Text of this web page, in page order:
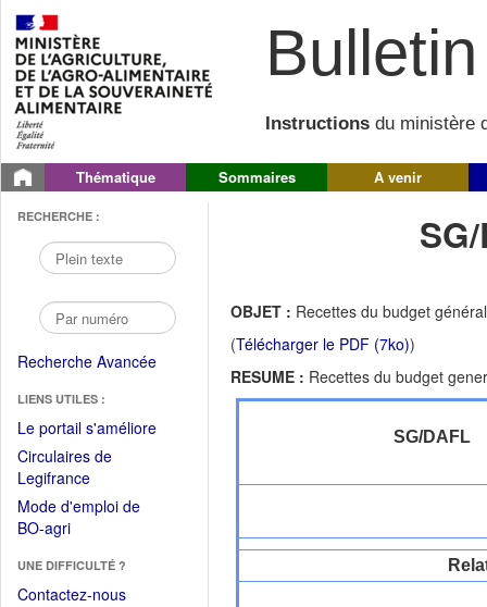
Instructions du ministère
Thématique Sommaires A venir
RECHERCHE :
Recherche Avancée
LIENS UTILES :
Le portail s'améliore(Fichier
Circulaires de
Legifrance(Ouvrir
dans
une
fenêtre)
Mode d'emploi de
BO-agri(Ouvrir
une
nouvelle
UNE DIFFICULTÉ ?
Contactez-nous
OBJET : Recettes du budget
(Télécharger le PDF (7ko))
RESUME : Recettes du budget
SG/DAFL